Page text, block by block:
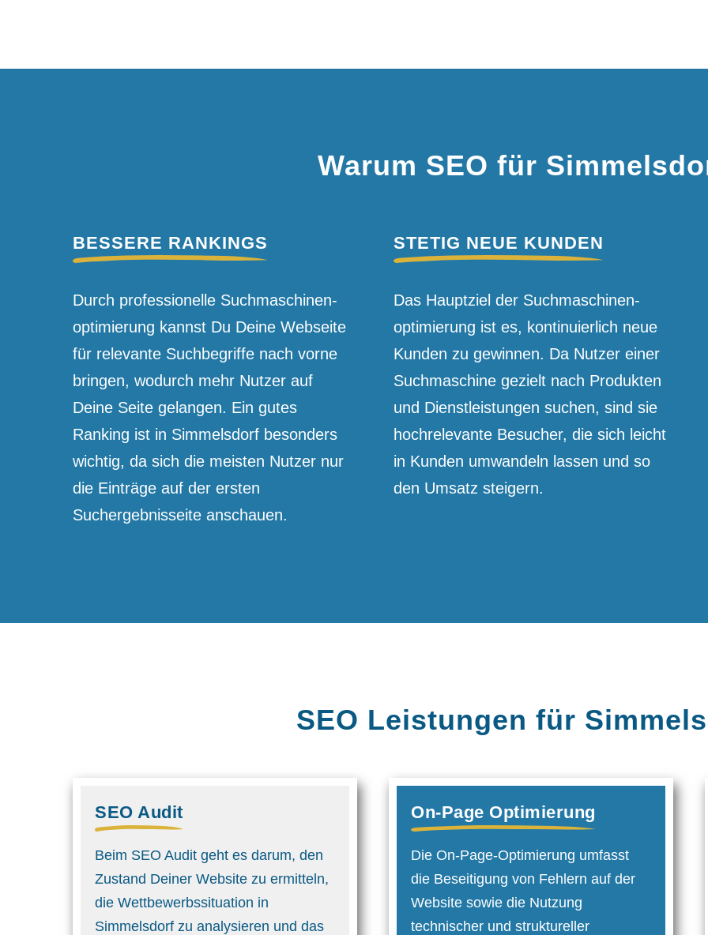
Warum SEO für
BESSERE RANKINGS
Durch professionelle Suchmaschinen­
optimierung kannst Du Deine Webseite
für relevante Suchbegriffe nach vorne
bringen, wodurch mehr Nutzer auf
Deine Seite gelangen. Ein gutes
Ranking ist in Simmelsdorf besonders
wichtig, da sich die meisten Nutzer nur
die Einträge auf der ersten
Suchergebnis­seite anschauen.
STETIG NEUE KUNDEN
Das Hauptziel der Suchmaschinen­
optimierung ist es, kontinuierlich neue
Kunden zu gewinnen. Da Nutzer einer
Suchmaschine gezielt nach Produkten
und Dienst­leistungen suchen, sind sie
hoch­relevante Besucher, die sich leicht
in Kunden umwandeln lassen und so
den Umsatz steigern.
SEO Leistungen für
SEO Audit
Beim SEO Audit geht es darum, den
Zustand Deiner Website zu ermitteln,
die Wettbewerbs­situation in
Simmelsdorf zu analysieren und das
On-Page Optimierung
Die On-Page-Optimierung umfasst
die Beseitigung von Fehlern auf der
Website sowie die Nutzung
technischer und struktureller